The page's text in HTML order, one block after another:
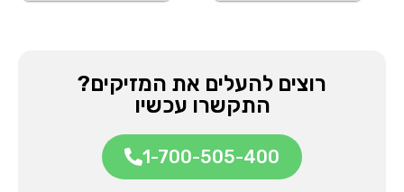
רוצים להעלים את המזיקים?
התקשרו עכשיו
1-700-505-400